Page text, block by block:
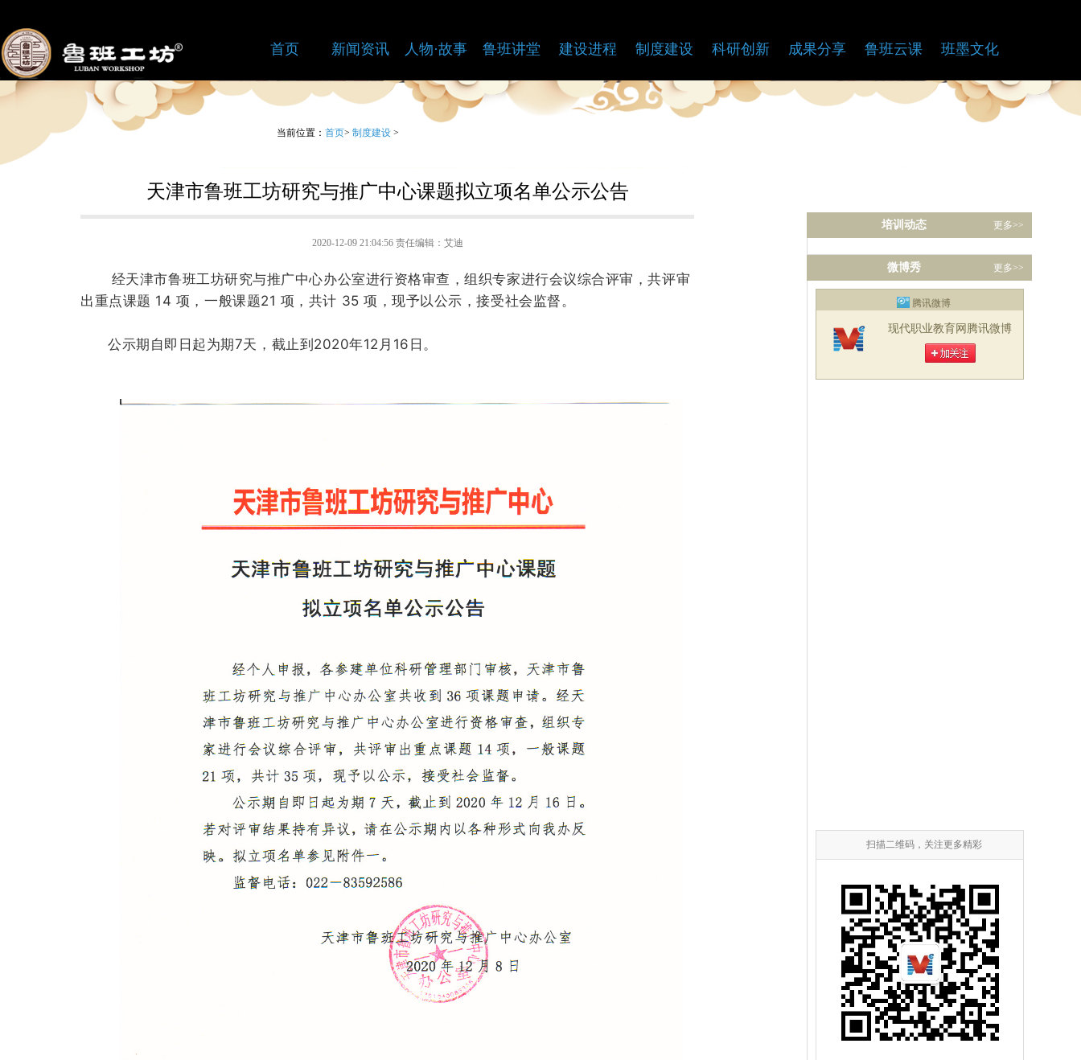
首页 新闻资讯 人物·故事 鲁班讲堂 建设进程 制度建设 科研创新 成果分享 鲁班云课 班墨文化
当前位置： 首页> 制度建设 >
天津市鲁班工坊研究与推广中心课题拟立项名单公示公告
2020-12-09 21:04:56 责任编辑：艾迪
经天津市鲁班工坊研究与推广中心办公室进行资格审查，组织专家进行会议综合评审，共评审
出重点课题 14 项，一般课题21 项，共计 35 项，现予以公示，接受社会监督。
公示期自即日起为期7天，截止到2020年12月16日。
更多>>
培训动态
更多>>
微博秀
腾讯微博
现代职业教育网腾讯微博
扫描二维码，关注更多精彩